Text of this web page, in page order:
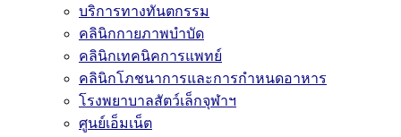
บริการทางทันตกรรม
คลินิกกายภาพบำบัด
คลินิกเทคนิคการแพทย์
คลินิกโภชนาการและการกำหนดอาหาร
โรงพยาบาลสัตว์เล็กจุฬาฯ
ศูนย์เอ็มเน็ต